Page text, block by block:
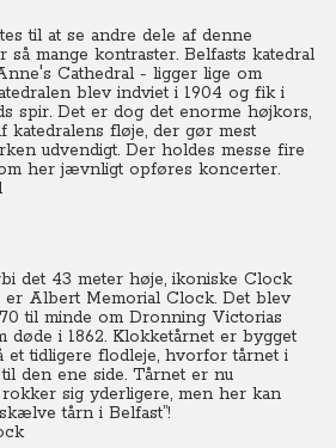
til at se andre dele af denne
mange kontraster. Belfasts katedral
Cathedral - ligger lige om
blev indviet i 1904 og fik i
spir. Det er dog det enorme højkors,
katedralens fløje, der gør mest
udvendigt. Der holdes messe fire
her jævnligt opføres koncerter.
det 43 meter høje, ikoniske Clock
er Albert Memorial Clock. Det blev
til minde om Dronning Victorias
døde i 1862. Klokketårnet er bygget
et tidligere flodleje, hvorfor tårnet i
den ene side. Tårnet er nu
sig yderligere, men her kan
tårn i Belfast”!